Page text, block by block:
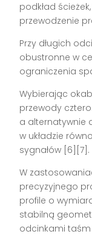
podkład
przewodzenie
Przy długich
obustronne w
ograniczenia
Wybierając
przewody
a alternatywnie
w układzie
sygnałów [6][7].
W
precyzyjnego
profile o
stabilną
odcinkami taśm